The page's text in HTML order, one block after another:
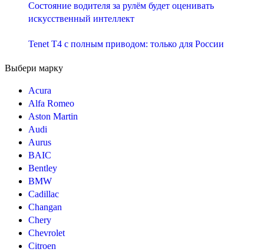
Состояние водителя за рулём будет оценивать
искусственный интеллект
Tenet T4 с полным приводом: только для России
Выбери марку
Acura
Alfa Romeo
Aston Martin
Audi
Aurus
BAIC
Bentley
BMW
Cadillac
Changan
Chery
Chevrolet
Citroen